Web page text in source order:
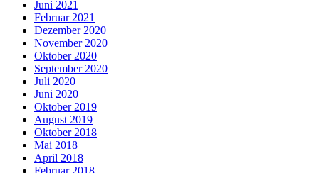
Juni 2021
Februar 2021
Dezember 2020
November 2020
Oktober 2020
September 2020
Juli 2020
Juni 2020
Oktober 2019
August 2019
Oktober 2018
Mai 2018
April 2018
Februar 2018